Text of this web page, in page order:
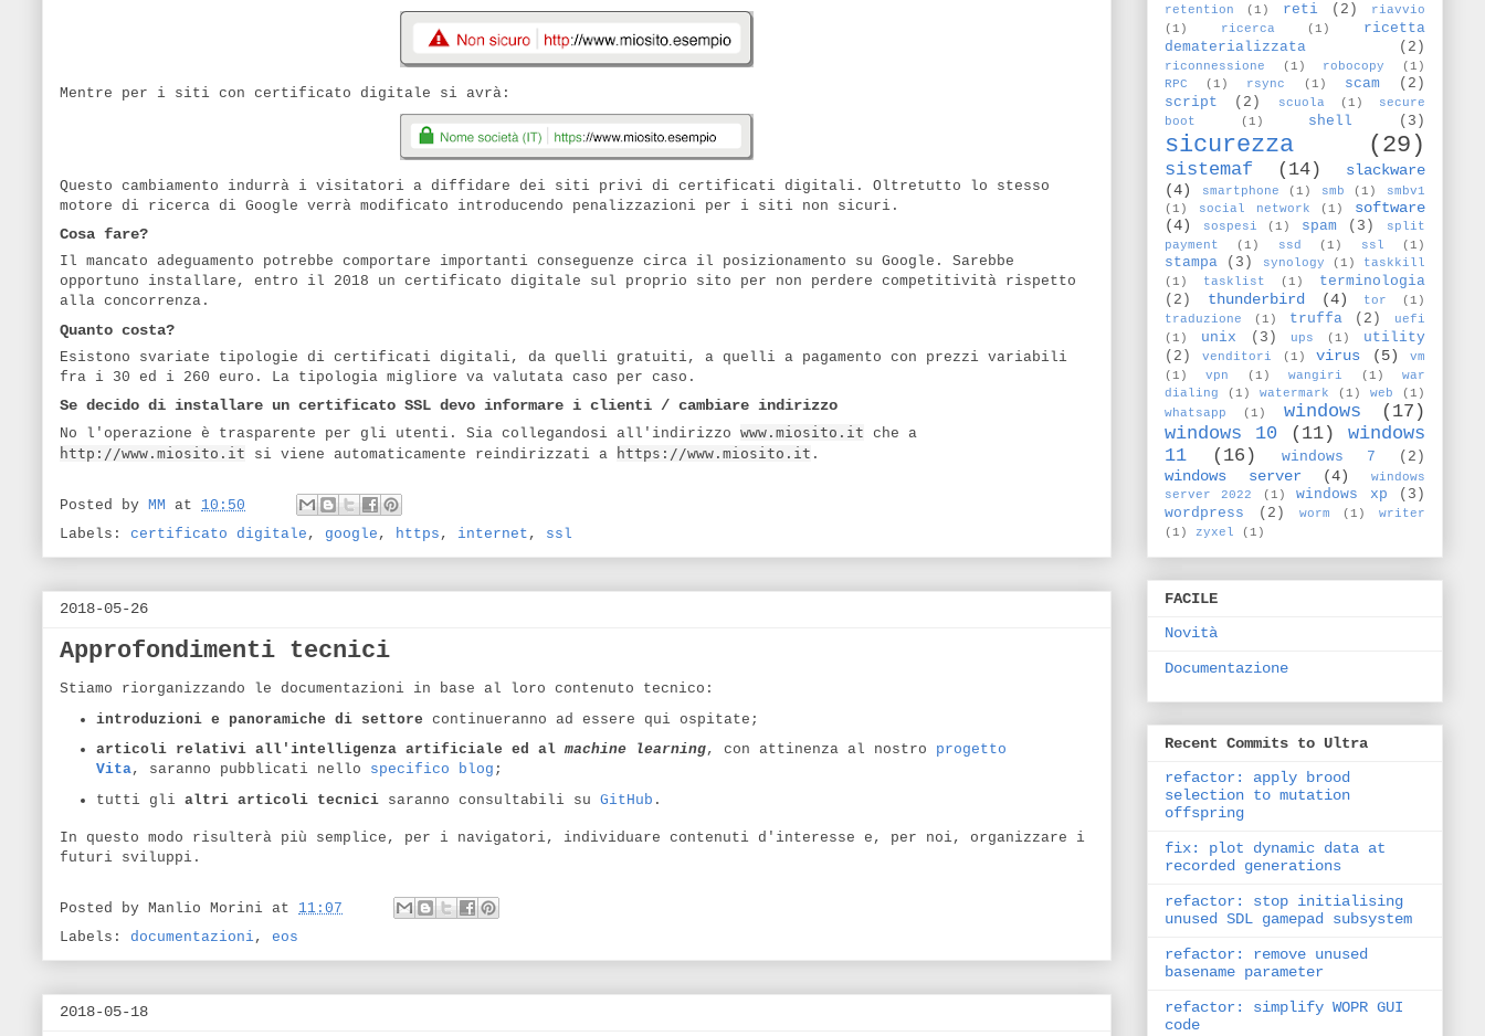
Mentre per i siti con certificato digitale si avrà:
Questo cambiamento indurrà i visitatori a diffidare dei siti privi di certificati digitali. Oltretutto lo stesso
motore di ricerca di Google verrà modificato introducendo penalizzazioni per i siti non sicuri.
Cosa fare?
Il mancato adeguamento potrebbe comportare importanti conseguenze circa il posizionamento su Google. Sarebbe
opportuno installare, entro il 2018 un certificato digitale sul proprio sito per non perdere competitività rispetto
alla concorrenza.
Quanto costa?
Esistono svariate tipologie di certificati digitali, da quelli gratuiti, a quelli a pagamento con prezzi variabili
fra i 30 ed i 260 euro. La tipologia migliore va valutata caso per caso.
Se decido di installare un certificato SSL devo informare i clienti / cambiare indirizzo
No l'operazione è trasparente per gli utenti. Sia collegandosi all'indirizzo www.miosito.it che a
http://www.miosito.it si viene automaticamente reindirizzati a https://www.miosito.it .
Posted by MM at 10:50
Labels: certificato digitale , google , https , internet , ssl
2018-05-26
Approfondimenti tecnici
Stiamo riorganizzando le documentazioni in base al loro contenuto tecnico:
introduzioni e panoramiche di settore continueranno ad essere qui ospitate;
articoli relativi all'intelligenza artificiale ed al machine learning, con attinenza al nostro progetto
Vita, saranno pubblicati nello specifico blog ;
tutti gli altri articoli tecnicisaranno consultabili su GitHub .
In questo modo risulterà più semplice, per i navigatori, individuare contenuti d'interesse e, per noi, organizzare i
futuri sviluppi.
Posted by Manlio Morini at 11:07
Labels: documentazioni, eos
2018-05-18
retention
(1) reti (2)
riavvio
(1)
ricerca (1)
ricetta
dematerializzata
(2)
riconnessione (1) robocopy
(1)
RPC
(1) rsync (1) scam
(2)
script
(2) scuola (1)
secure
boot
(1) shell (3)
sicurezza (29)
sistemaf (14)
slackware
(4)
smartphone (1) smb (1)
smbv1
(1)
social network (1)
software
(4)
sospesi (1) spam (3)
split
payment
(1) ssd (1) ssl (1)
stampa (3) synology (1)
taskkill
(1)
tasklist (1)
terminologia
(2)
thunderbird (4) tor
(1)
traduzione
(1) truffa (2)
uefi
(1)
unix (3) ups (1)
utility
(2)
venditori (1) virus (5)
vm
(1)
vpn (1) wangiri (1)
war
dialing
(1) watermark (1) web
(1)
whatsapp
(1) windows
(17)
windows 10
(11)
windows
11
(16) windows 7 (2)
windows server (4)
windows
server 2022
(1) windows xp
(3)
wordpress
(2) worm (1)
writer
(1)
zyxel (1)
FACILE
Novità
Documentazione
Recent Commits to Ultra
refactor: apply brood
selection to mutation
offspring
fix: plot dynamic data at
recorded generations
refactor: stop initialising
unused SDL gamepad subsystem
refactor: remove unused
basename parameter
refactor: simplify WOPR GUI
code